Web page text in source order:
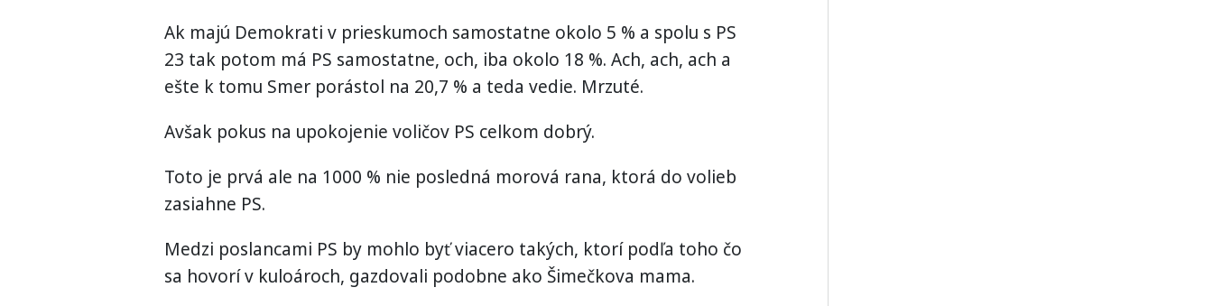
Ak majú Demokrati v prieskumoch samostatne okolo 5 % a spolu s PS
23 tak potom má PS samostatne, och, iba okolo 18 %. Ach, ach, ach a
ešte k tomu Smer porástol na 20,7 % a teda vedie. Mrzuté.
Avšak pokus na upokojenie voličov PS celkom dobrý.
Toto je prvá ale na 1000 % nie posledná morová rana, ktorá do volieb
zasiahne PS.
Medzi poslancami PS by mohlo byť viacero takých, ktorí podľa toho čo
sa hovorí v kuloároch, gazdovali podobne ako Šimečkova mama.